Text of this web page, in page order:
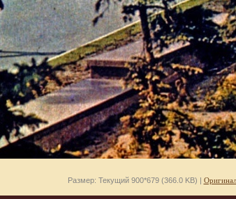
Размер: Текущий 900*679 (366.0 KB) |